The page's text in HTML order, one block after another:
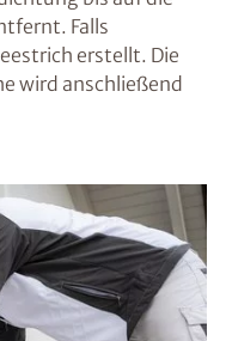
Falls
erstellt. Die
wird anschließend